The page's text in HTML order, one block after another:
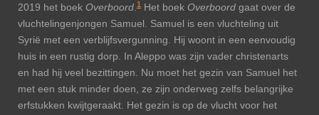
2019 het boek Overboord.1 Het boek Overboord gaat over de
vluchtelingenjongen Samuel. Samuel is een vluchteling uit
Syrië met een verblijfsvergunning. Hij woont in een eenvoudig
huis in een rustig dorp. In Aleppo was zijn vader christenarts
en had hij veel bezittingen. Nu moet het gezin van Samuel het
met een stuk minder doen, ze zijn onderweg zelfs belangrijke
erfstukken kwijtgeraakt. Het gezin is op de vlucht voor het